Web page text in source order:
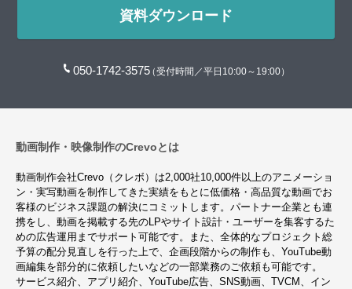
資料ダウンロード
050-1742-3575（受付時間／平日10:00～19:00）
動画制作・映像制作のCrevoとは
動画制作会社Crevo（クレボ）は2,000社10,000件以上のアニメーショ
ン・実写動画を制作してきた実績をもとに低価格・高品質な動画でお
客様のビジネス課題の解決にコミットします。パートナー企業とも連
携をし、動画を掲載する先のLPやサイト設計・ユーザーを集客するた
めの広告運用までサポート可能です。また、全体的なプロジェクト総
予算の配分見直しを行った上で、企画段階からの制作も、YouTube動
画編集を部分的に依頼したいなどの一部業務のご依頼も可能です。
サービス紹介、アプリ紹介、YouTube広告、SNS動画、TVCM、イン